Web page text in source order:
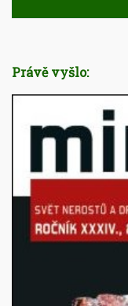
Právě vyšlo: